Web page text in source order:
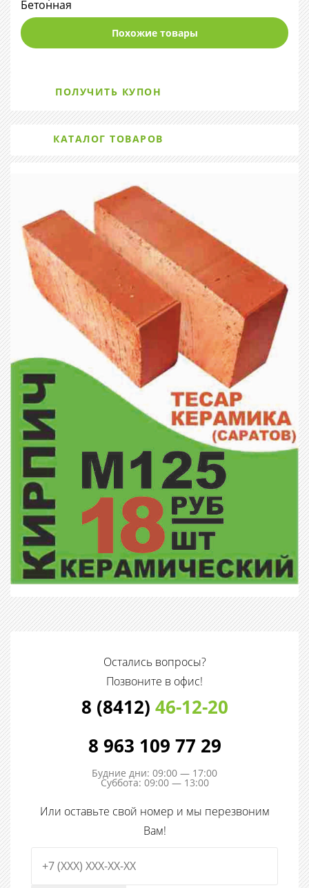
Бетонная
Похожие товары
ПОЛУЧИТЬ КУПОН
КАТАЛОГ ТОВАРОВ
Остались вопросы?
Позвоните в офис!
8 (8412) 46-12-20
8 963 109 77 29
Будние дни: 09:00 — 17:00
Суббота: 09:00 — 13:00
Или оставьте свой номер и мы перезвоним
Вам!